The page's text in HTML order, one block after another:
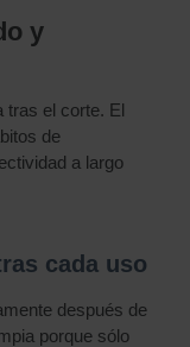
y
tras el corte. El
de
a largo
cada uso
después de
porque sólo